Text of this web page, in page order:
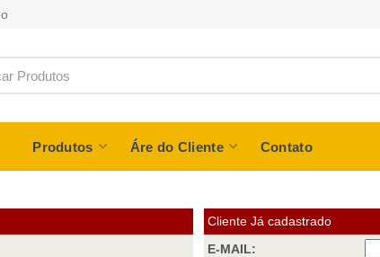
Produtos Áre do Cliente Contato
Cliente Já cadastrado
E-MAIL: